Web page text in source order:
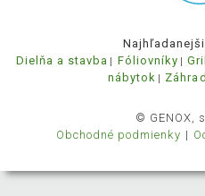
Dielňa a stavba
Fóliovníky
nábytok
© GENOX,
Obchodné podmienky